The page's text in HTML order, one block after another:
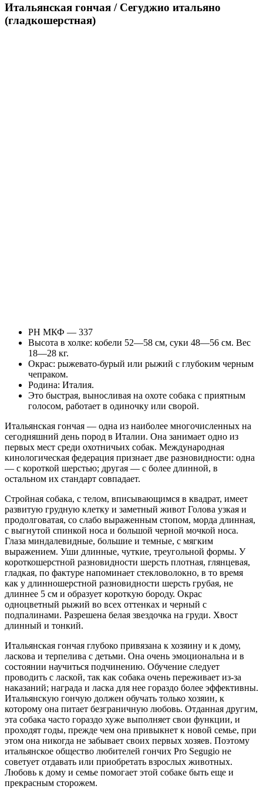
Итальянская гончая / Сегуджио итальяно
(гладкошерстная)
РН МКФ — 337
Высота в холке: кобели 52—58 см, суки 48—56 см. Вес
18—28 кг.
Окрас: рыжевато-бурый или рыжий с глубоким черным
чепраком.
Родина: Италия.
Это быстрая, выносливая на охоте собака с приятным
голосом, работает в одиночку или сворой.
Итальянская гончая — одна из наиболее многочисленных на
сегодняшний день пород в Италии. Она занимает одно из
первых мест среди охотничьих собак. Международная
кинологическая федерация признает две разновидности: одна
— с короткой шерстью; другая — с более длинной, в
остальном их стандарт совпадает.
Стройная собака, с телом, вписывающимся в квадрат, имеет
развитую грудную клетку и заметный живот Голова узкая и
продолговатая, со слабо выраженным стопом, морда длинная,
с выгнутой спинкой носа и большой черной мочкой носа.
Глаза миндалевидные, большие и темные, с мягким
выражением. Уши длинные, чуткие, треугольной формы. У
короткошерстной разновидности шерсть плотная, глянцевая,
гладкая, по фактуре напоминает стекловолокно, в то время
как у длинношерстной разновидности шерсть грубая, не
длиннее 5 см и образует короткую бороду. Окрас
одноцветный рыжий во всех оттенках и черный с
подпалинами. Разрешена белая звездочка на груди. Хвост
длинный и тонкий.
Итальянская гончая глубоко привязана к хозяину и к дому,
ласкова и терпелива с детьми. Она очень эмоциональна и в
состоянии научиться подчинению. Обучение следует
проводить с лаской, так как собака очень переживает из-за
наказаний; награда и ласка для нее гораздо более эффективны.
Итальянскую гончую должен обучать только хозяин, к
которому она питает безграничную любовь. Отданная другим,
эта собака часто гораздо хуже выполняет свои функции, и
проходят годы, прежде чем она привыкнет к новой семье, при
этом она никогда не забывает своих первых хозяев. Поэтому
итальянское общество любителей гончих Pro Segugio не
советует отдавать или приобретать взрослых животных.
Любовь к дому и семье помогает этой собаке быть еще и
прекрасным сторожем.